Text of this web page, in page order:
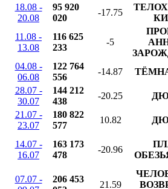
18.08 -
20.08
95 920
020
-17.75
11.08 -
13.08
116 625
233
-5
04.08 -
06.08
122 764
556
-14.87
28.07 -
30.07
144 212
438
-20.25
21.07 -
23.07
180 822
577
10.82
14.07 -
16.07
163 173
478
-20.96
07.07 -
206 453
21.59